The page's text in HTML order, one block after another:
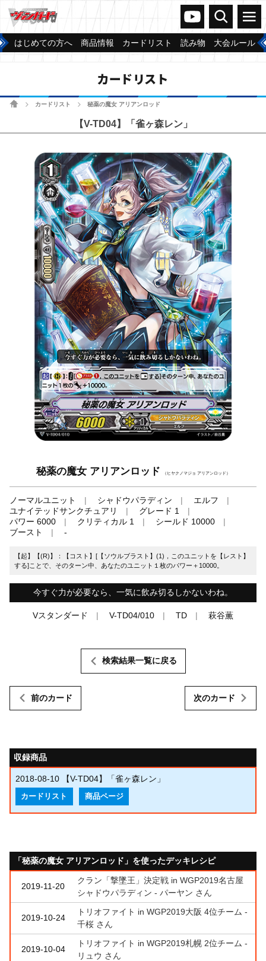
ヴァンガードch
検索 メニュー
はじめての方へ 商品情報 カードリスト 読み物 大会ルール
カードリスト
ホームカードリスト 秘薬の魔女 アリアンロッド
【V-TD04】「雀ヶ森レン」
秘薬の魔女 アリアンロッド （ヒヤクノマジョ アリアンロッド）
ノーマルユニット シャドウパラディン
エルフ
ユナイテッドサンクチュアリ
グレード 1
パワー 6000
クリティカル 1
シールド 10000
ブースト
-
【起】【(R)】：【コスト】[【ソウルブラスト】(1)，このユニットを【レスト】
する]ことで、そのターン中、あなたのユニット１枚のパワー＋10000。
今すぐ力が必要なら、一気に飲み切るしかないわね。
Vスタンダード V-TD04/010 TD 萩谷薫
前のカード
検索結果一覧に戻る
次のカード
収録商品
2018-08-10 【V-TD04】「雀ヶ森レン」
カードリスト 商品ページ
「秘薬の魔女 アリアンロッド」を使ったデッキレシピ
2019-11-20
クラン「撃墜王」決定戦 in WGP2019名古屋
シャドウパラディン - パーヤン さん
2019-10-24
トリオファイト in WGP2019大阪 4位チーム -
千桜 さん
2019-10-04
トリオファイト in WGP2019札幌 2位チーム -
リュウ さん